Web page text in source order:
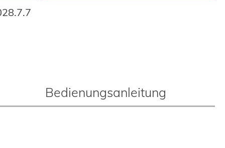
Bedienungsanleitung